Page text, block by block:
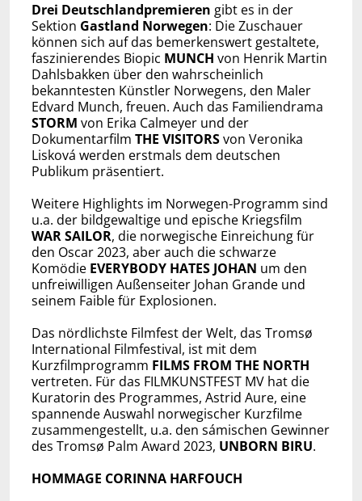
Drei Deutschlandpremieren gibt es in der
Sektion Gastland Norwegen: Die Zuschauer
können sich auf das bemerkenswert gestaltete,
faszinierendes Biopic MUNCH von Henrik Martin
Dahlsbakken über den wahrscheinlich
bekanntesten Künstler Norwegens, den Maler
Edvard Munch, freuen. Auch das Familiendrama
STORM von Erika Calmeyer und der
Dokumentarfilm THE VISITORSvon Veronika
Lisková werden erstmals dem deutschen
Publikum präsentiert.
Weitere Highlights im Norwegen-Programm sind
u.a. der bildgewaltige und epische Kriegsfilm
WAR SAILOR, die norwegische Einreichung für
den Oscar 2023, aber auch die schwarze
Komödie EVERYBODY HATES JOHAN um den
unfreiwilligen Außenseiter Johan Grande und
seinem Faible für Explosionen.
Das nördlichste Filmfest der Welt, das Tromsø
International Filmfestival, ist mit dem
Kurzfilmprogramm FILMS FROM THE NORTH
vertreten. Für das FILMKUNSTFEST MV hat die
Kuratorin des Programmes, Astrid Aure, eine
spannende Auswahl norwegischer Kurzfilme
zusammengestellt, u.a. den sámischen Gewinner
des Tromsø Palm Award 2023, UNBORN BIRU.
HOMMAGE CORINNA HARFOUCH